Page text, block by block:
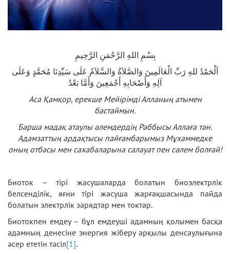
بِسْمِ اللهِ الرَّحْمَنِ الرَّحِيمِ
اَلْحَمْدُ للهِ رَبِّ الْعَالَمِينَ وَالصَّلاَةُ وَالسَّلاَمُ عَلَى سَيِّدِنَا مُحَمَّدٍ وَعَلَى
آلِهِ وَأَصْحَابِهِ أَجْمَعِينَ وَأَمَّا بَعْدُ
Аса Қамқор, ерекше Мейірімді Алланың атымен
бастаймын.
Барша мадақ атаулы әлемдердің Раббысы Аллаға тән.
Адамзаттың ардақтысы пайғамбарымыз Мұхаммедке
оның отбасы мен сахабаларына салауат пен сәлем болғай!
Биоток – тірі жасушаларда болатын биоэлектрлік
белсенділік, яғни тірі жасуша жарғақшасында пайда
болатын электрлік зарядтар мен токтар.
Биотокпен емдеу – бұл емдеуші адамның қолымен басқа
адамның денесіне энергия жіберу арқылы денсаулығына
әсер ететін тәсіл[1].